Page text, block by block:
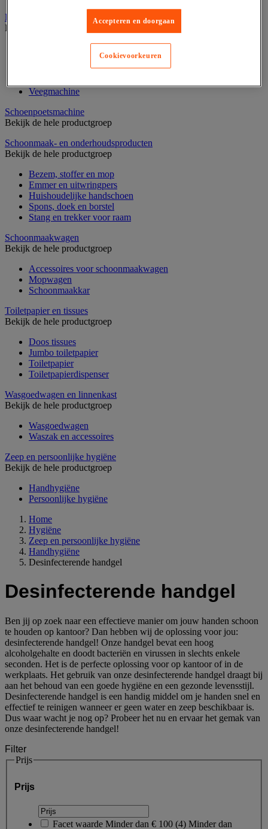
Reinigingsmachine
Bekijk de hele productgroep
Eenschijf schrobmachine
Industriele water-en stofzuiger
Veegmachine
Schoenpoetsmachine
Bekijk de hele productgroep
Schoonmaak- en onderhoudsproducten
Bekijk de hele productgroep
Bezem, stoffer en mop
Emmer en uitwringpers
Huishoudelijke handschoen
Spons, doek en borstel
Stang en trekker voor raam
Schoonmaakwagen
Bekijk de hele productgroep
Accessoires voor schoonmaakwagen
Mopwagen
Schoonmaakkar
Toiletpapier en tissues
Bekijk de hele productgroep
Doos tissues
Jumbo toiletpapier
Toiletpapier
Toiletpapierdispenser
Wasgoedwagen en linnenkast
Bekijk de hele productgroep
Wasgoedwagen
Waszak en accessoires
Zeep en persoonlijke hygiëne
Bekijk de hele productgroep
Handhygiëne
Persoonlijke hygiëne
Home
Hygiëne
Zeep en persoonlijke hygiëne
Handhygiëne
Desinfecterende handgel
Desinfecterende handgel
Ben jij op zoek naar een effectieve manier om jouw handen schoon
te houden op kantoor? Dan hebben wij de oplossing voor jou:
desinfecterende handgel! Onze handgel bevat een hoog
alcoholgehalte en doodt bacteriën en virussen in slechts enkele
seconden. Het is de perfecte oplossing voor op kantoor of in de
werkplaats. Het gebruik van onze desinfecterende handgel draagt bij
aan het behoud van een goede hygiëne en een gezonde levensstijl.
Desinfecterende handgel is een handig middel om je handen snel en
effectief te reinigen wanneer er geen water en zeep beschikbaar is.
Dus waar wacht je nog op? Probeer het nu en ervaar het gemak van
onze desinfecterende handgel!
Filter
Prijs
Prijs
Facet waarde Minder dan € 100 (4) Minder dan
Accepteren en doorgaan
Cookievoorkeuren